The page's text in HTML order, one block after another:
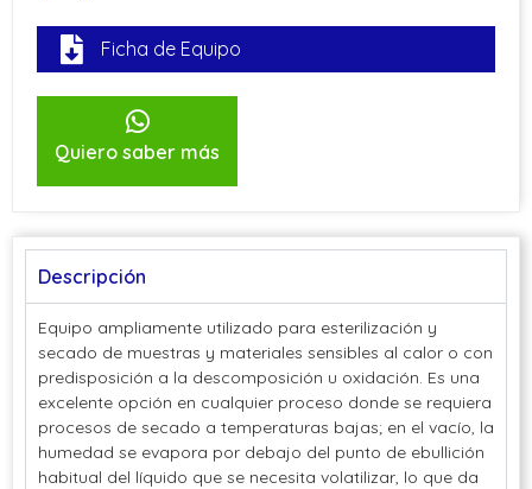
Ficha de Equipo
Quiero saber más
Descripción
Equipo ampliamente utilizado para esterilización y
secado de muestras y materiales sensibles al calor o con
predisposición a la descomposición u oxidación. Es una
excelente opción en cualquier proceso donde se requiera
procesos de secado a temperaturas bajas; en el vacío, la
humedad se evapora por debajo del punto de ebullición
habitual del líquido que se necesita volatilizar, lo que da